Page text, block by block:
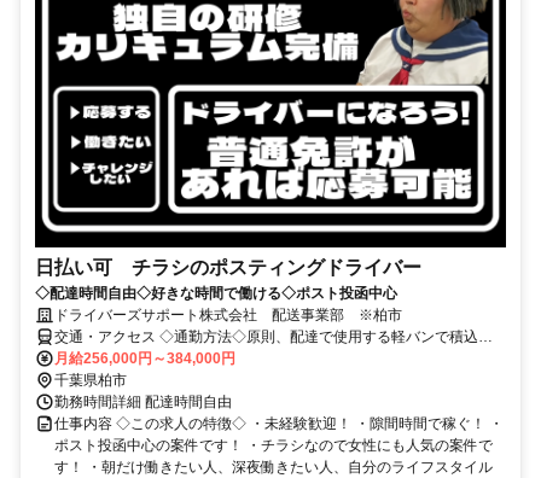
日払い可 チラシのポスティングドライバー
◇配達時間自由◇好きな時間で働ける◇ポスト投函中心
ドライバーズサポート株式会社 配送事業部 ※柏市
交通・アクセス ◇通勤方法◇原則、配達で使用する軽バンで積込地
まで行って頂く直行直帰スタイルです。
月給256,000円～384,000円
千葉県柏市
勤務時間詳細 配達時間自由
仕事内容 ◇この求人の特徴◇ ・未経験歓迎！ ・隙間時間で稼ぐ！ ・
ポスト投函中心の案件です！ ・チラシなので女性にも人気の案件で
す！ ・朝だけ働きたい人、深夜働きたい人、自分のライフスタイル